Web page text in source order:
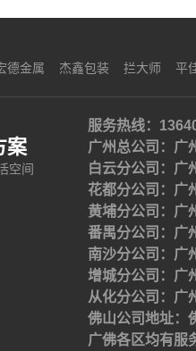
德金属 杰鑫包装 拦大师 平
案
空间
服务热线：
广州总公司：广
白云分公司：广
花都分公司：广
黄埔分公司：广
番禺分公司：广
南沙分公司：广
增城分公司：广
从化分公司：广
佛山公司地址：
广佛各区均有服